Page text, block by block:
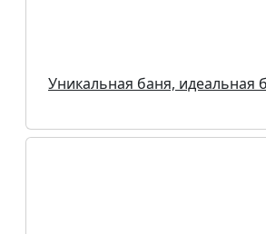
Уникальная баня, идеальная